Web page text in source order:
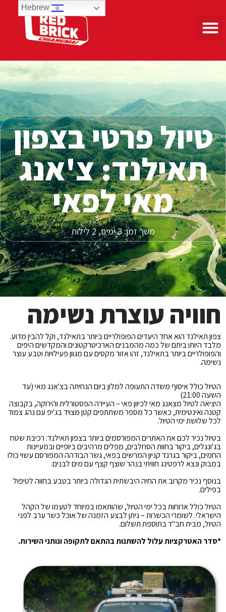
טיול פרטי בצפון
תאילנד: צ'אנג
מאי לפאי
משך זמן: 3 ימים, 2 לילות
חוויה עוצרת נשימה
צפון תאילנד הוא אחד היעדים הפופולריים ביותר בתאילנד, וקל להבין מדוע.
מלבד היותו ביתם של כמה מהמבנים הארכיטרקטונים והמקדשים היפים
והפופולריים ביותר בתאילנד, זהו אזור מקסים עם מגוון פעילויות וטבע עוצר
נשימה.
הטיול כולל איסוף משדה התעופה למלון ביום הנחיתה בצ'אנג מאי (עד
השעה 21:00)
היציאה לטיול מצאנג מאי לכיוון פאי – העיירה הפסטורלית והירוקה, בקבוצה
קטנה ואינטימית, כאשר כל מספר משתתפים קטן מצויד בג'יפ עם נהג צמוד
לכל שלושת ימי הטיול.
בטיול נכיר לכם את האתרים המפורסמים ביותר בצפון תאילנד: רכיבת שטח
בג'ונגלים, ביקור בחוות הסחלבים, מפלים מרהיבים ביופיים ובמעיינות
החמים, ביקור בגרנד קניון המרשים בפאי, גשר הבודהה המפורסם עשוי כולו
במבוק ונצא לרפטינג חוויתי בנהר שוצף קצף עם מים לבנים.
בנוסף נכיר מקרוב את החיה היבשתית הגדולה ביותר בטבע בחווה לטיפול
בפילים.
הטיול כולל ארוחות בכל ימי הטיול, שהותאמו במיוחד לטעמו של הקהל
הישראלי. לשומרי הכשרות – ניתן לבצע הזמנה של אוכל כשר ערב לפני
הטיול, מבית חב"ד בתוספת תשלום.
*סדר האטרקציות עלול להשתנות בהתאם לתקופה ונותני השירות.
Hebrew